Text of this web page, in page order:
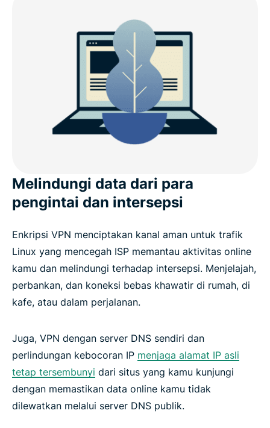
Yang baru dalam v5.0 (Linux)
Kompatibilitas distro Linux
ExpressVPN untuk Linux: Fitur lanjutan
Apa kata orang tentang ExpressVPN
Pertanyaan umum
Melindungi data dari para
pengintai dan intersepsi
Enkripsi VPN menciptakan kanal aman untuk trafik
Linux yang mencegah ISP memantau aktivitas online
kamu dan melindungi terhadap intersepsi. Menjelajah,
perbankan, dan koneksi bebas khawatir di rumah, di
kafe, atau dalam perjalanan.
Juga, VPN dengan server DNS sendiri dan
perlindungan kebocoran IP menjaga alamat IP asli
tetap tersembunyi dari situs yang kamu kunjungi
dengan memastikan data online kamu tidak
dilewatkan melalui server DNS publik.